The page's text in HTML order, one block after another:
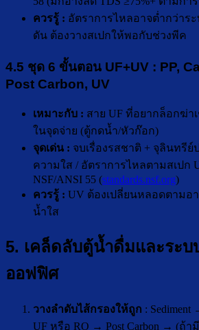
ควรรู้ : อัตราการไหลอาจต่ำกว่าร
ดัน ต้องวางสเปกให้พอกับช่วงพีค
4.5 ชุด 6 ขั้นตอน UF+UV : PP,
Post Carbon, UV
เหมาะกับ : สาย UF ที่อยากล็อกฆ่า
ในจุดจ่าย (ตู้กดน้ำ/หัวก๊อก)
จุดเด่น : จบเรื่องรสชาติ + จุลินทรีย์
ความใส / อัตราการไหลตามสเปก
NSF/ANSI 55 (standards.nsf.org)
ควรรู้ : UV ต้องเปลี่ยนหลอดตามอ
น้ำใส
5. เคล็ดลับตู้น้ำดื่มและระบ
ออฟฟิศ
วางลำดับไส้กรองให้ถูก :
UF หรือ RO → Post Carbon → (ถ้า